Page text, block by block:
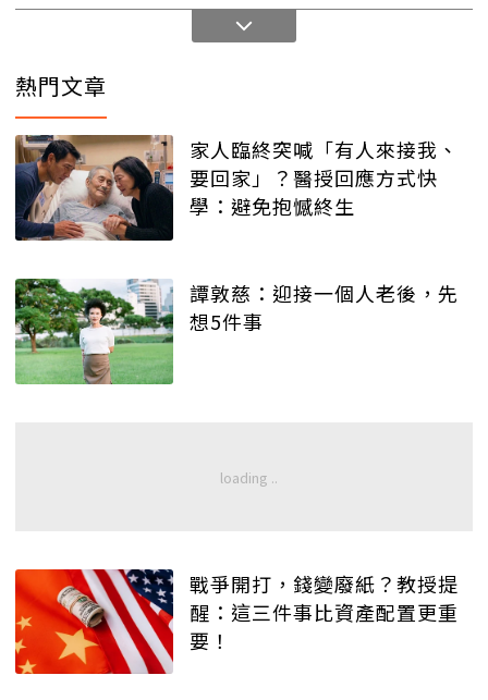
熱門文章
家人臨終突喊「有人來接我、
要回家」？醫授回應方式快
學：避免抱憾終生
譚敦慈：迎接一個人老後，先
想5件事
戰爭開打，錢變廢紙？教授提
醒：這三件事比資產配置更重
要！